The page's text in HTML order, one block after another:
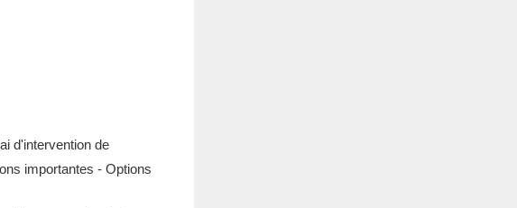
d'intervention de
importantes - Options